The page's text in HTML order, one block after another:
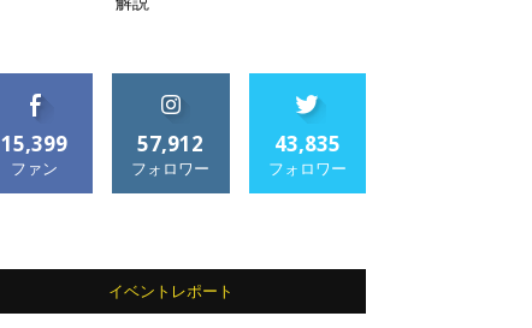
15,399
ファン
57,912
フォロワー
43,835
フォロワー
イベントレポート